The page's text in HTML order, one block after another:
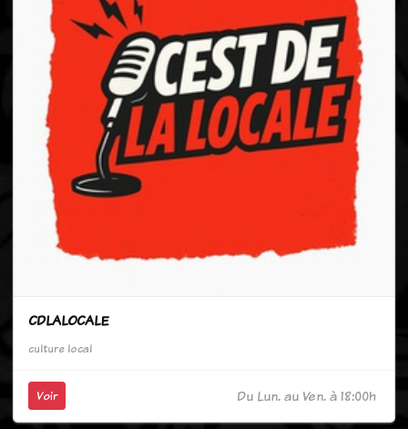
CDLALOCALE
culture local
Du Lun. au Ven. à 18:00h
Voir